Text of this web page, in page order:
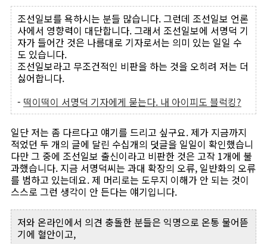
조선일보를 욕하시는 분들 많습니다. 그런데 조선일보 언론
사에서 영향력이 대단합니다. 그래서 조선일보에 서명덕 기
자가 들어간 것은 나름대로 기자로서는 의미 있는 일일 수
도 있습니다.
조선일보라고 무조건적인 비판을 하는 것을 오히려 저는 더
싫어합니다.
- 떡이떡이 서명덕 기자에게 묻는다. 내 아이피도 블럭킹?
일단 저는 좀 다르다고 얘기를 드리고 싶구요. 제가 지금까지
적었던 두 개의 글에 달린 수십개의 덧글을 일일이 확인했습니
다만 그 중에 조선일보 출신이라고 비판한 것은 고작 1개에 불
과했습니다. 지금 서명덕씨는 과대 확장의 오류, 일반화의 오류
를 범하고 있는데요. 제 머리로는 도무지 이해가 안 되는 것이
스스로 그런 생각이 안 든다는 얘기입니다.
저와 온라인에서 의견 충돌한 분들은 익명으로 온통 물어뜯
기에 혈안이고,